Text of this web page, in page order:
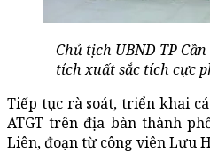
Chủ tịch UBND TP
tích xuất sắc tích cực
Tiếp tục rà soát, triển khai
ATGT trên địa bàn thành
Liên, đoạn từ công viên Lưu